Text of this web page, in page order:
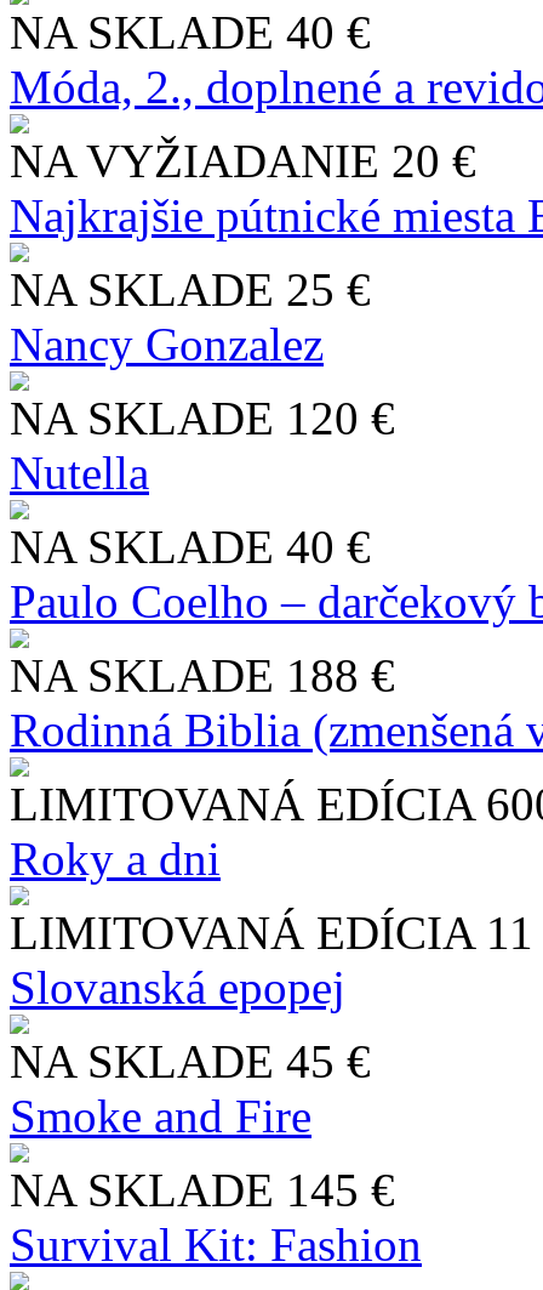
NA SKLADE 40 €
Móda, 2., doplnené a
NA VYŽIADANIE 20 €
Najkrajšie pútnické miesta
NA SKLADE 25 €
Nancy Gonzalez
NA SKLADE 120 €
Nutella
NA SKLADE 40 €
Paulo Coelho – darčekový
NA SKLADE 188 €
Rodinná Biblia (zmenšená
LIMITOVANÁ EDÍCIA
Roky a dni
LIMITOVANÁ EDÍCIA
Slo​vanská epopej
NA SKLADE 45 €
Smoke and Fire
NA SKLADE 145 €
Survival Kit: Fashion